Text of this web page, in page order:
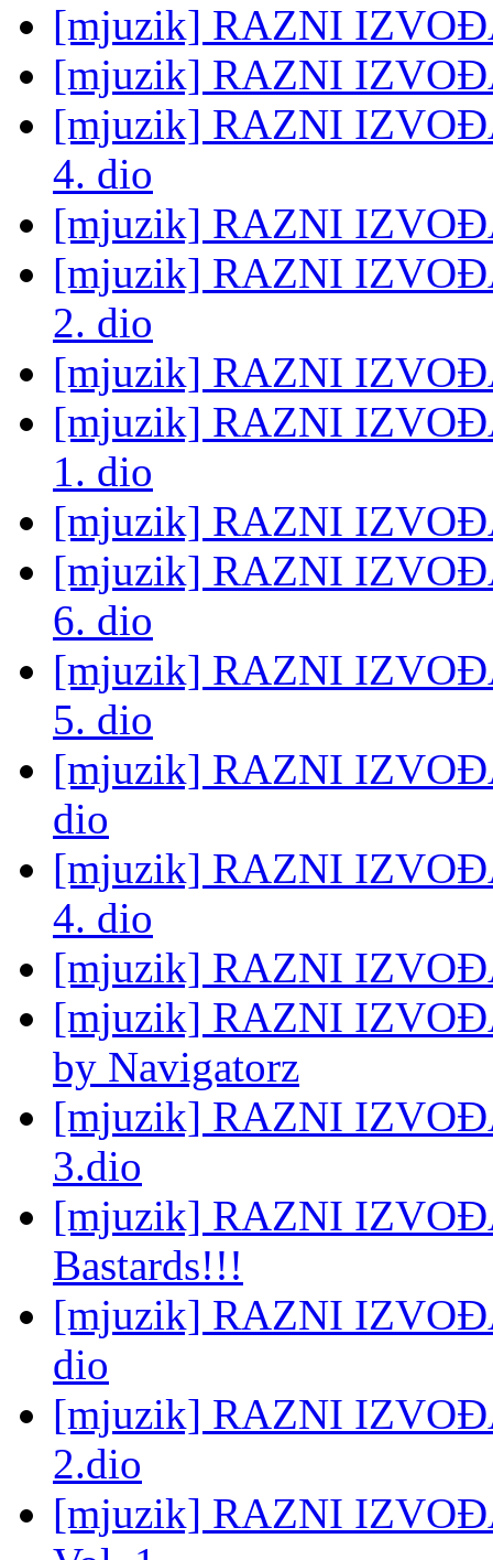
[mjuzik] RAZNI
[mjuzik] RAZNI
[mjuzik] RAZNI
4. dio
[mjuzik] RAZNI
[mjuzik] RAZNI
2. dio
[mjuzik] RAZNI
[mjuzik] RAZNI
1. dio
[mjuzik] RAZNI
[mjuzik] RAZNI
6. dio
[mjuzik] RAZNI
5. dio
[mjuzik] RAZNI
dio
[mjuzik] RAZNI
4. dio
[mjuzik] RAZNI
[mjuzik] RAZNI
by Navigatorz
[mjuzik] RAZNI
3.dio
[mjuzik] RAZNI
Bastards!!!
[mjuzik] RAZNI
dio
[mjuzik] RAZNI
2.dio
[mjuzik] RAZNI